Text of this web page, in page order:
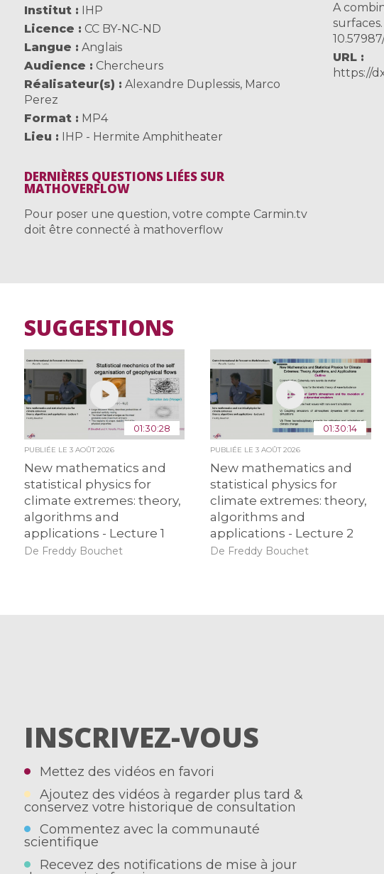
Institut
IHP
Licence
CC BY-NC-ND
Langue
Anglais
Audience
Chercheurs
Réalisateur(s)
Alexandre Duplessis, Marco
Perez
Format
MP4
Lieu
IHP - Hermite Amphitheater
A
URL
https://
DERNIÈRES QUESTIONS LIÉES SUR
MATHOVERFLOW
Pour poser une question, votre compte Carmin.tv
doit être connecté à mathoverflow
SUGGESTIONS
01:30:28
PUBLIÉE LE 3 AOÛT 2026
New mathematics and
statistical physics for
climate extremes: theory,
algorithms and
applications - Lecture 1
De Freddy Bouchet
01:30:14
PUBLIÉE LE3 AOÛT 2026
New mathematics and
statistical physics for
climate extremes: theory,
algorithms and
applications - Lecture 2
De Freddy Bouchet
INSCRIVEZ-VOUS
Mettez des vidéos en favori
Ajoutez des vidéos à regarder plus tard &
conservez votre historique de consultation
Commentez avec la communauté
scientifique
Recevez des notifications de mise à jour